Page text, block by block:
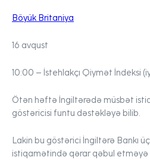
Böyük Britaniya
16 avqust
10:00 – İstehlakçı Qiymət İndeksi
Ötən həftə İngiltərədə müsbət
göstəricisi funtu dəstəkləyə bilib.
Lakin bu göstərici İngiltərə Bankı
istiqamətində qərar qəbul etməyə